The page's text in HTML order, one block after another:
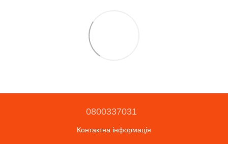
0800337031
Контактна інформація